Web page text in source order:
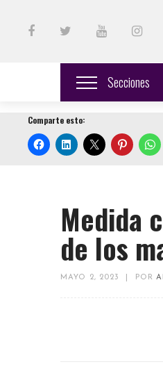
Secciones
Comparte esto:
Medida
de los
MAYO 2, 2023 POR